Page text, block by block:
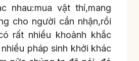
nhau:mua vật thí,mang
cho người cần nhận,rồi
rất nhiều khoảnh khắc
pháp sinh khởi khác